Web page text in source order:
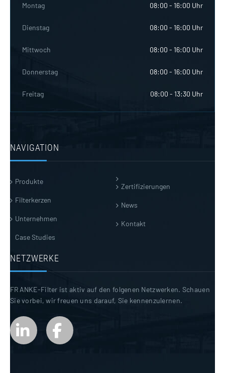
Montag 08:00 - 16:00 Uhr
Dienstag 08:00 - 16:00 Uhr
Mittwoch 08:00 - 16:00 Uhr
Donnerstag 08:00 - 16:00 Uhr
Freitag 08:00 - 13:30 Uhr
NAVIGATION
Produkte
Filterkerzen
Unternehmen
Case Studies
Zertifizierungen
News
Kontakt
NETZWERKE
FRANKE-Filter ist aktiv auf den folgenen Netzwerken. Schauen
Sie vorbei, wir freuen uns darauf, Sie kennenzulernen.